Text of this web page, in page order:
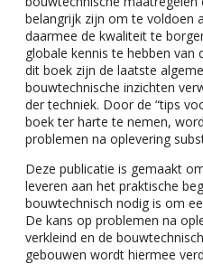
belangrijk zijn om te voldoen
daarmee de kwaliteit te
globale kennis te hebben van
dit boek zijn de laatste
bouwtechnische inzichten
der techniek. Door de “tips
boek ter harte te nemen,
problemen na oplevering
Deze publicatie is gemaakt
leveren aan het praktische
bouwtechnisch nodig is om
De kans op problemen na
verkleind en de
gebouwen wordt hiermee